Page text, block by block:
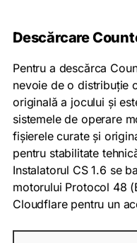
Descărcare
Pentru a descărca
nevoie de o distribuție
originală a jocului și
sistemele de operare
fișierele curate și
pentru stabilitate
Instalatorul CS 1.6 se
motorului Protocol 48
Cloudflare pentru un